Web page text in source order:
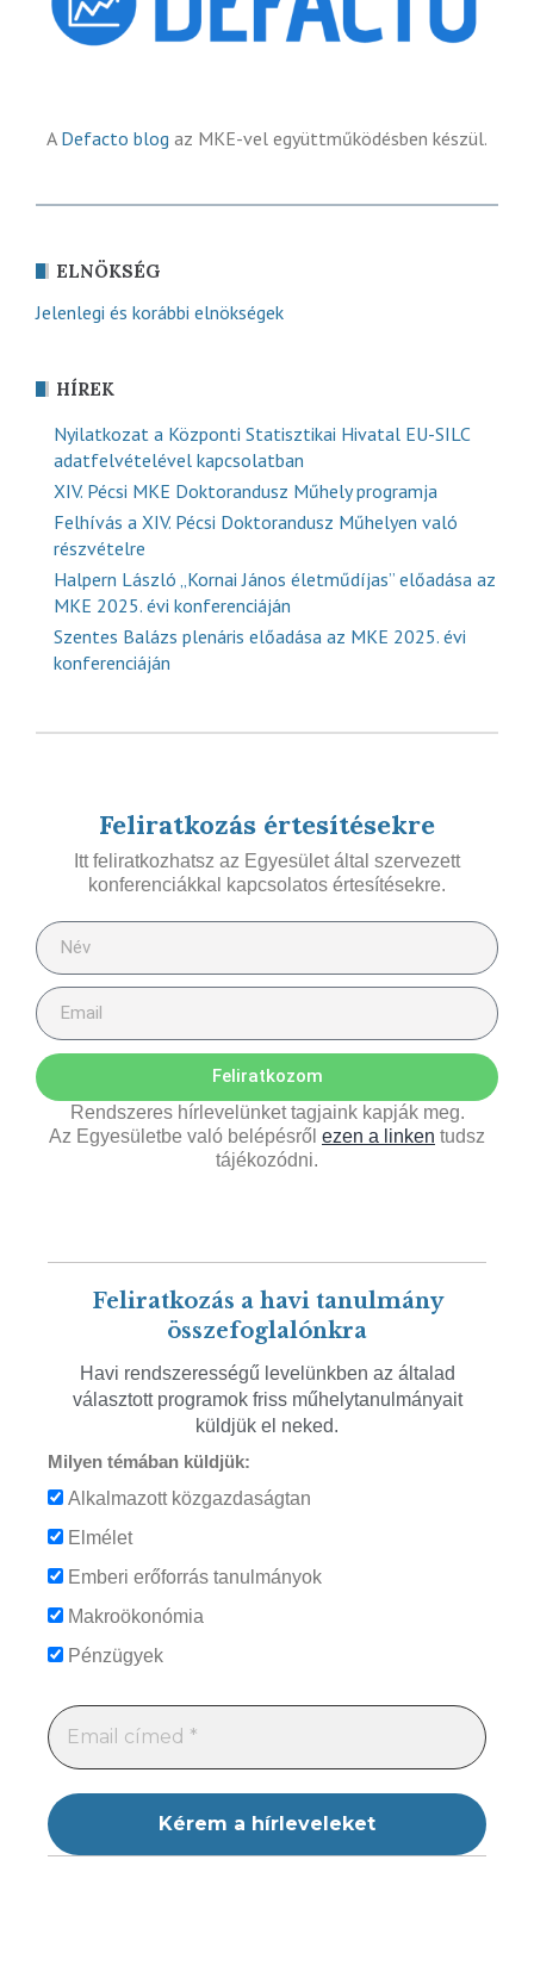
A Defacto blog az MKE-vel együttműködésben készül.
ELNÖKSÉG
Jelenlegi és korábbi elnökségek
HÍREK
Nyilatkozat a Központi Statisztikai Hivatal EU-SILC
adatfelvételével kapcsolatban
XIV. Pécsi MKE Doktorandusz Műhely programja
Felhívás a XIV. Pécsi Doktorandusz Műhelyen való
részvételre
Halpern László „Kornai János életműdíjas” előadása az
MKE 2025. évi konferenciáján
Szentes Balázs plenáris előadása az MKE 2025. évi
konferenciáján
Feliratkozás értesítésekre
Itt feliratkozhatsz az Egyesület által szervezett
konferenciákkal kapcsolatos értesítésekre.
Feliratkozom
Rendszeres hírlevelünket tagjaink kapják meg.
Az Egyesületbe való belépésről ezen a linken tudsz
tájékozódni.
Feliratkozás a havi tanulmány
összefoglalónkra
Havi rendszerességű levelünkben az általad
választott programok friss műhelytanulmányait
küldjük el neked.
Milyen témában küldjük:
Alkalmazott közgazdaságtan
Elmélet
Emberi erőforrás tanulmányok
Makroökonómia
Pénzügyek